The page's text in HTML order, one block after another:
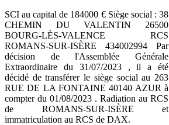
SCI au capital de 184000 € Siège social : 38
CHEMIN DU VALENTIN 26500
BOURG-LÈS-VALENCE RCS
ROMANS-SUR-ISÈRE 434002994 Par
décision de l'Assemblée Générale
Extraordinaire du 31/07/2023 , il a été
décidé de transférer le siège social au 263
RUE DE LA FONTAINE 40140 AZUR à
compter du 01/08/2023 . Radiation au RCS
de ROMANS-SUR-ISÈRE et
immatriculation au RCS de DAX.